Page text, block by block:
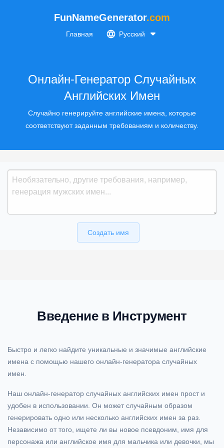
FunNameGenerator.com
Главная Русский
Онлайн-Генератор Случайных
Английских Имен
Случайно генерируйте английские имена, которые
соответствуют заданным требованиям и количеству.
Создать имя
Введение в Инструмент
Быстро и легко найдите уникальные и значимые английские
имена с помощью нашего онлайн-генератора случайных
имен.
Наш онлайн-генератор случайных английских имен прост и
удобен в использовании. Он может случайным образом
генерировать одно или несколько английских имен за раз.
Независимо от того, ищете ли вы новое псевдоним, имя для
персонажа или английское имя для мальчика или девочки, мы